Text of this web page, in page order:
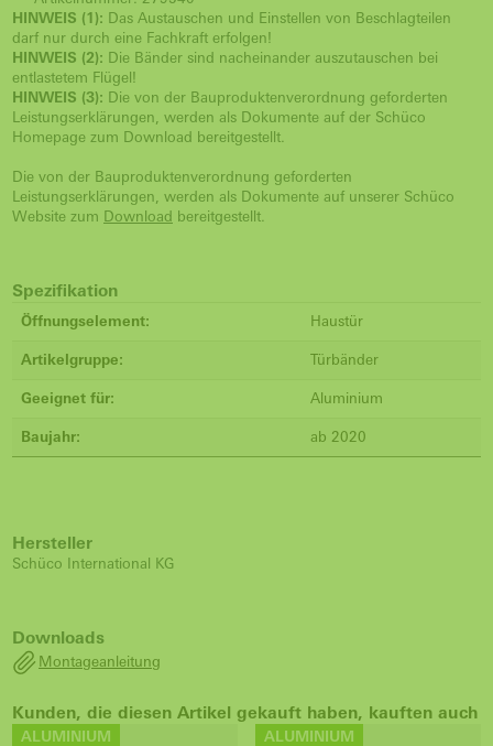
HINWEIS (1): Das Austauschen und Einstellen von Beschlagteilen
darf nur durch eine Fachkraft erfolgen!
HINWEIS (2): Die Bänder sind nacheinander auszutauschen bei
entlastetem Flügel!
HINWEIS (3): Die von der Bauproduktenverordnung geforderten
Leistungserklärungen, werden als Dokumente auf der Schüco
Homepage zum Download bereitgestellt.
Die von der Bauproduktenverordnung geforderten
Leistungserklärungen, werden als Dokumente auf unserer Schüco
Website zum Download bereitgestellt.
Spezifikation
Öffnungselement: Haustür
Artikelgruppe: Türbänder
Geeignet für: Aluminium
Baujahr: ab 2020
Hersteller
Schüco International KG
Downloads
Montageanleitung
Kunden, die diesen Artikel gekauft haben, kauften auch
ALUMINIUM ALUMINIUM